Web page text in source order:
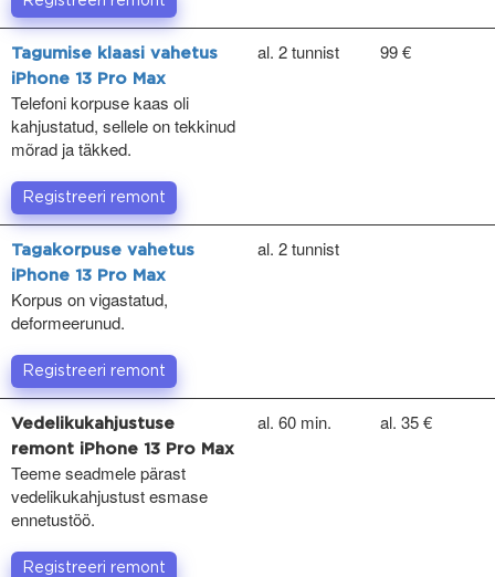
Tagumise klaasi vahetus
iPhone 13 Pro Max
Telefoni korpuse kaas oli
kahjustatud, sellele on tekkinud
mõrad ja täkked.
al. 2 tunnist 99 €
Registreeri remont
Tagakorpuse vahetus
iPhone 13 Pro Max
Korpus on vigastatud,
deformeerunud.
al. 2 tunnist
Registreeri remont
Vedelikukahjustuse
remont iPhone 13 Pro Max
Teeme seadmele pärast
vedelikukahjustust esmase
ennetustöö.
al. 60 min. al. 35 €
Registreeri remont